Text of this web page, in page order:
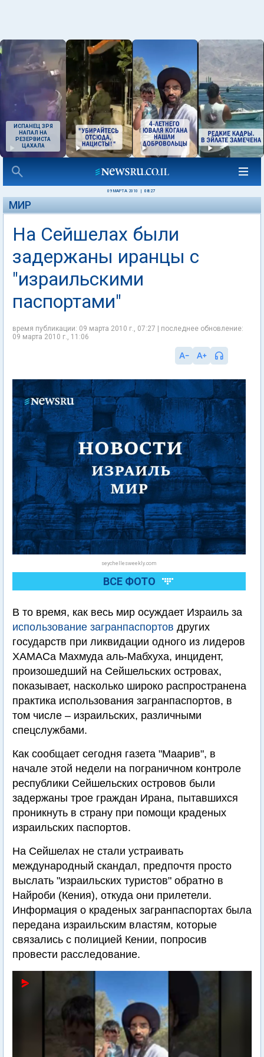
ИСПАНЕЦ ЗРЯ
НАПАЛ НА
РЕЗЕРВИСТА
ЦАХАЛА
09 МАРТА 2010 08:27
МИР
На Сейшелах были
задержаны иранцы с
"израильскими
паспортами"
время публикации: 09 марта 2010 г., 07:27 | последнее обновление:
09 марта 2010 г., 11:06
seychellesweekly.com
ВСЕ ФОТО
В то время, как весь мир осуждает Израиль за
использование загранпаспортов других
государств при ликвидации одного из лидеров
ХАМАСа Махмуда аль-Мабхуха, инцидент,
произошедший на Сейшельских островах,
показывает, насколько широко распространена
практика использования загранпаспортов, в
том числе – израильских, различными
спецслужбами.
Как сообщает сегодня газета "Маарив", в
начале этой недели на пограничном контроле
республики Сейшельских островов были
задержаны трое граждан Ирана, пытавшихся
проникнуть в страну при помощи краденых
израильских паспортов.
На Сейшелах не стали устраивать
международный скандал, предпочтя просто
выслать "израильских туристов" обратно в
Найроби (Кения), откуда они прилетели.
Информация о краденых загранпаспортах была
передана израильским властям, которые
связались с полицией Кении, попросив
провести расследование.